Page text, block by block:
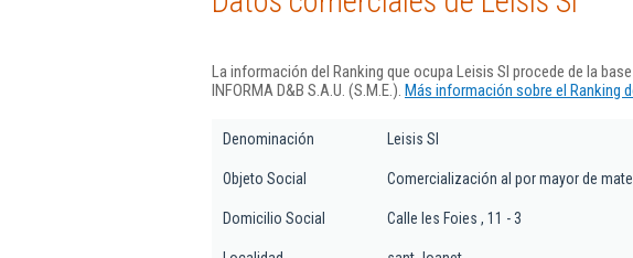
La información del Ranking que ocupa Leisis Sl procede de la
INFORMA D&B S.A.U. (S.M.E.). Más información sobre el Ranking
Denominación Leisis Sl
Objeto Social Comercialización al por mayor de
Domicilio Social Calle les Foies , 11 - 3